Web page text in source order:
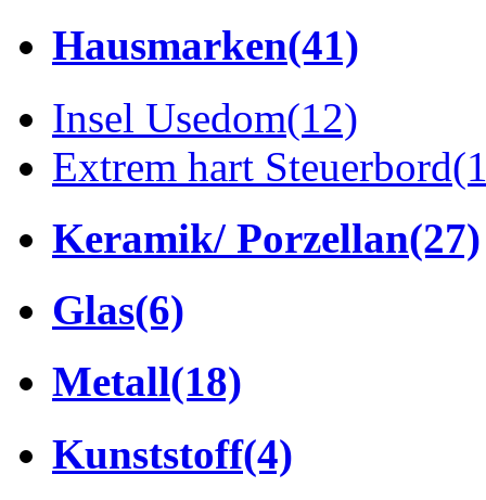
Hausmarken(41)
Insel Usedom(12)
Extrem hart Steuerbord
Keramik/ Porzellan(27)
Glas(6)
Metall(18)
Kunststoff(4)